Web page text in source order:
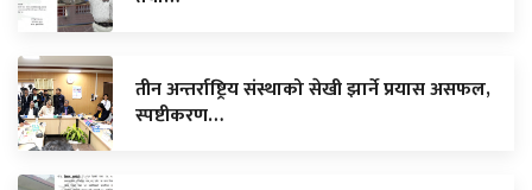
तीन अन्तर्राष्ट्रिय संस्थाको सेखी झार्ने प्रयास असफल,
स्पष्टीकरण…